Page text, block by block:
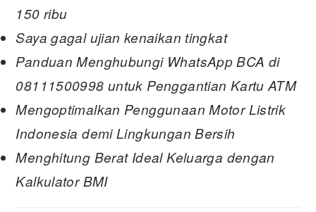
150 ribu
Saya gagal ujian kenaikan tingkat
Panduan Menghubungi WhatsApp BCA di
08111500998 untuk Penggantian Kartu ATM
Mengoptimalkan Penggunaan Motor Listrik
Indonesia demi Lingkungan Bersih
Menghitung Berat Ideal Keluarga dengan
Kalkulator BMI